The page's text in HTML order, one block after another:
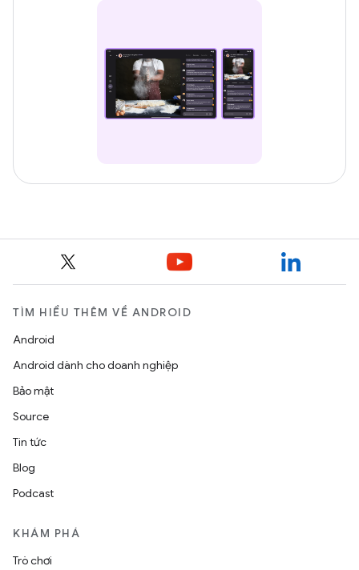
TÌM HIỂU THÊM VỀ ANDROID
Android
Android dành cho doanh nghiệp
Bảo mật
Source
Tin tức
Blog
Podcast
KHÁM PHÁ
Trò chơi